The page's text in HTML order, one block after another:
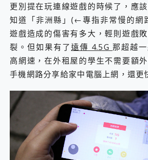
更別提在玩連線遊戲的時候了，應
知道「非洲縣」(←專指非常慢的網
遊戲造成的傷害有多大，輕則遊戲
裂。但如果有了遠傳 4.5G 那超越
高網速，在外租屋的學生不需要額
手機網路分享給家中電腦上網，還更